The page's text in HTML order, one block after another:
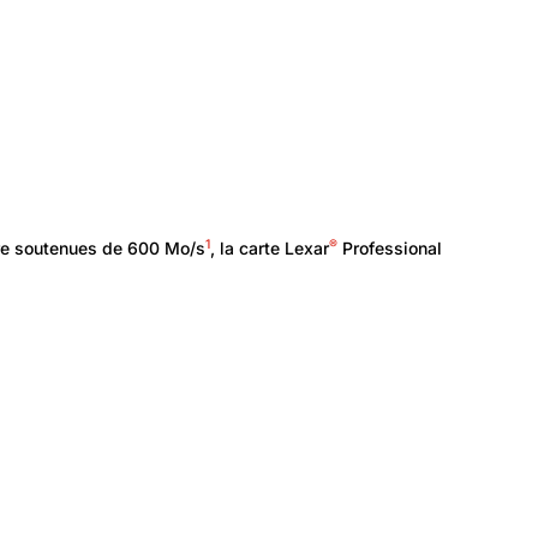
soutenues de 600 Mo/s1, la carte Lexar®Professional